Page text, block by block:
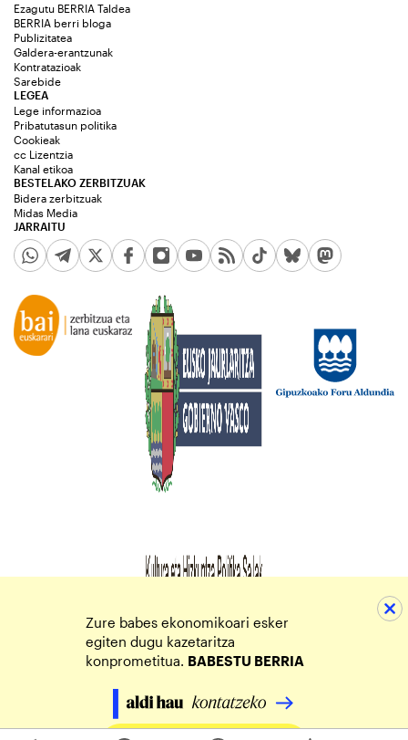
Ezagutu BERRIA Taldea
BERRIA berri bloga
Publizitatea
Galdera-erantzunak
Kontratazioak
Sarebide
JARRAITU
LEGEA
Lege informazioa
Pribatutasun politika
Cookieak
cc Lizentzia
Kanal etikoa
BESTELAKO ZERBITZUAK
Bidera zerbitzuak
Midas Media
Zure babes ekonomikoari esker
egiten dugu kazetaritza
konprometitua. BABESTU BERRIA